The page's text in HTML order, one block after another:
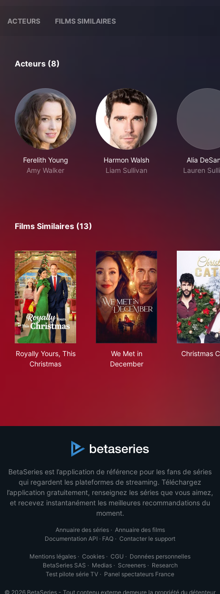
ACTEURS FILMS SIMILAIRES
Acteurs (8)
Ferelith Young
Amy Walker
Harmon Walsh
Liam Sullivan
Alia
Lauren
Films Similaires (13)
Royally Yours, This
Christmas
We Met in
December
Christmas
BetaSeries est l’application de référence pour les fans de séries
qui regardent les plateformes de streaming. Téléchargez
l’application gratuitement, renseignez les séries que vous aimez,
et recevez instantanément les meilleures recommandations du
moment.
Annuaire des séries· Annuaire des films
Documentation API · FAQ · Contacter le support
Mentions légales · Cookies · CGU · Données personnelles
BetaSeries SAS · Medias· Screeners· Research
Test pilote série TV · Panel spectateurs France
© 2026 BetaSeries - Tout contenu externe demeure la propriété du détenteur